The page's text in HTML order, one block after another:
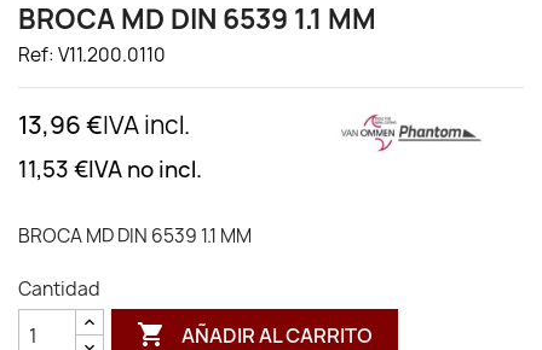
BROCA MD DIN 6539 1.1 MM
Ref: V11.200.0110
13,96 €IVA incl.
11,53 €IVA no incl.
BROCA MD DIN 6539 1.1 MM
Cantidad
 AÑADIR AL CARRITO